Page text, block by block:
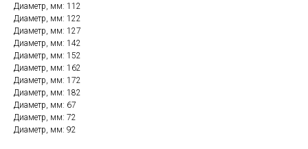
Диаметр, мм: 112
Диаметр, мм: 122
Диаметр, мм: 127
Диаметр, мм: 142
Диаметр, мм: 152
Диаметр, мм: 162
Диаметр, мм: 172
Диаметр, мм: 182
Диаметр, мм: 67
Диаметр, мм: 72
Диаметр, мм: 92